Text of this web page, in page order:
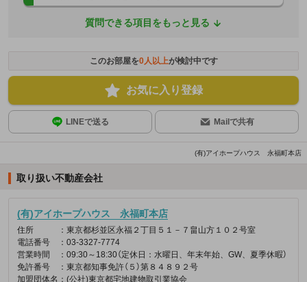
質問できる項目をもっと見る
このお部屋を0人以上が検討中です
お気に入り登録
LINEで送る Mailで共有
(有)アイホープハウス 永福町本店
取り扱い不動産会社
(有)アイホープハウス 永福町本店
住所
：東京都杉並区永福２丁目５１－７畠山方１０２号室
電話番号
：03-3327-7774
営業時間
：09:30～18:30（定休日：水曜日、年末年始、GW、夏季休暇）
免許番号
：東京都知事免許（５）第８４８９２号
加盟団体名 ：(公社)東京都宅地建物取引業協会